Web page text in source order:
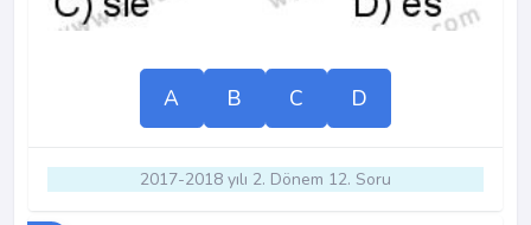
A B C D
2017-2018 yılı 2. Dönem 12. Soru